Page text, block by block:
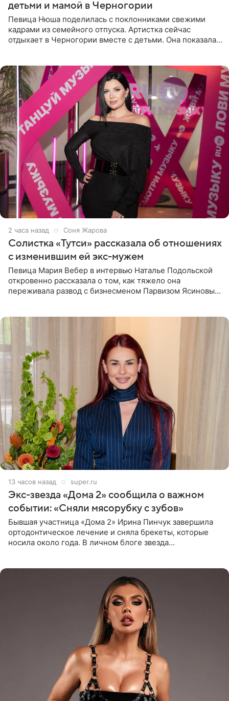
детьми и мамой в Черногории
Певица Нюша поделилась с поклонниками свежими
кадрами из семейного отпуска. Артистка сейчас
отдыхает в Черногории вместе с детьми. Она показала,
2 часа назад Соня Жарова
Солистка «Тутси» рассказала об отношениях
с изменившим ей экс-мужем
Певица Мария Вебер в интервью Наталье Подольской
откровенно рассказала о том, как тяжело она
переживала развод с бизнесменом Парвизом Ясиновым.
13 часов назад super.ru
Экс-звезда «Дома 2» сообщила о важном
событии: «Сняли мясорубку с зубов»
Бывшая участница «Дома 2» Ирина Пинчук завершила
ортодонтическое лечение и сняла брекеты, которые
носила около года. В личном блоге звезда